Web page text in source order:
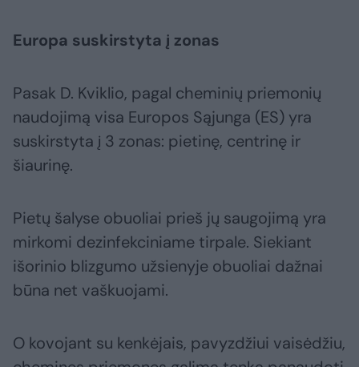
Europa suskirstyta į zonas
Pasak D. Kviklio, pagal cheminių priemonių
naudojimą visa Europos Sąjunga (ES) yra
suskirstyta į 3 zonas: pietinę, centrinę ir
šiaurinę.
Pietų šalyse obuoliai prieš jų saugojimą yra
mirkomi dezinfekciniame tirpale. Siekiant
išorinio blizgumo užsienyje obuoliai dažnai
būna net vaškuojami.
O kovojant su kenkėjais, pavyzdžiui vaisėdžiu,